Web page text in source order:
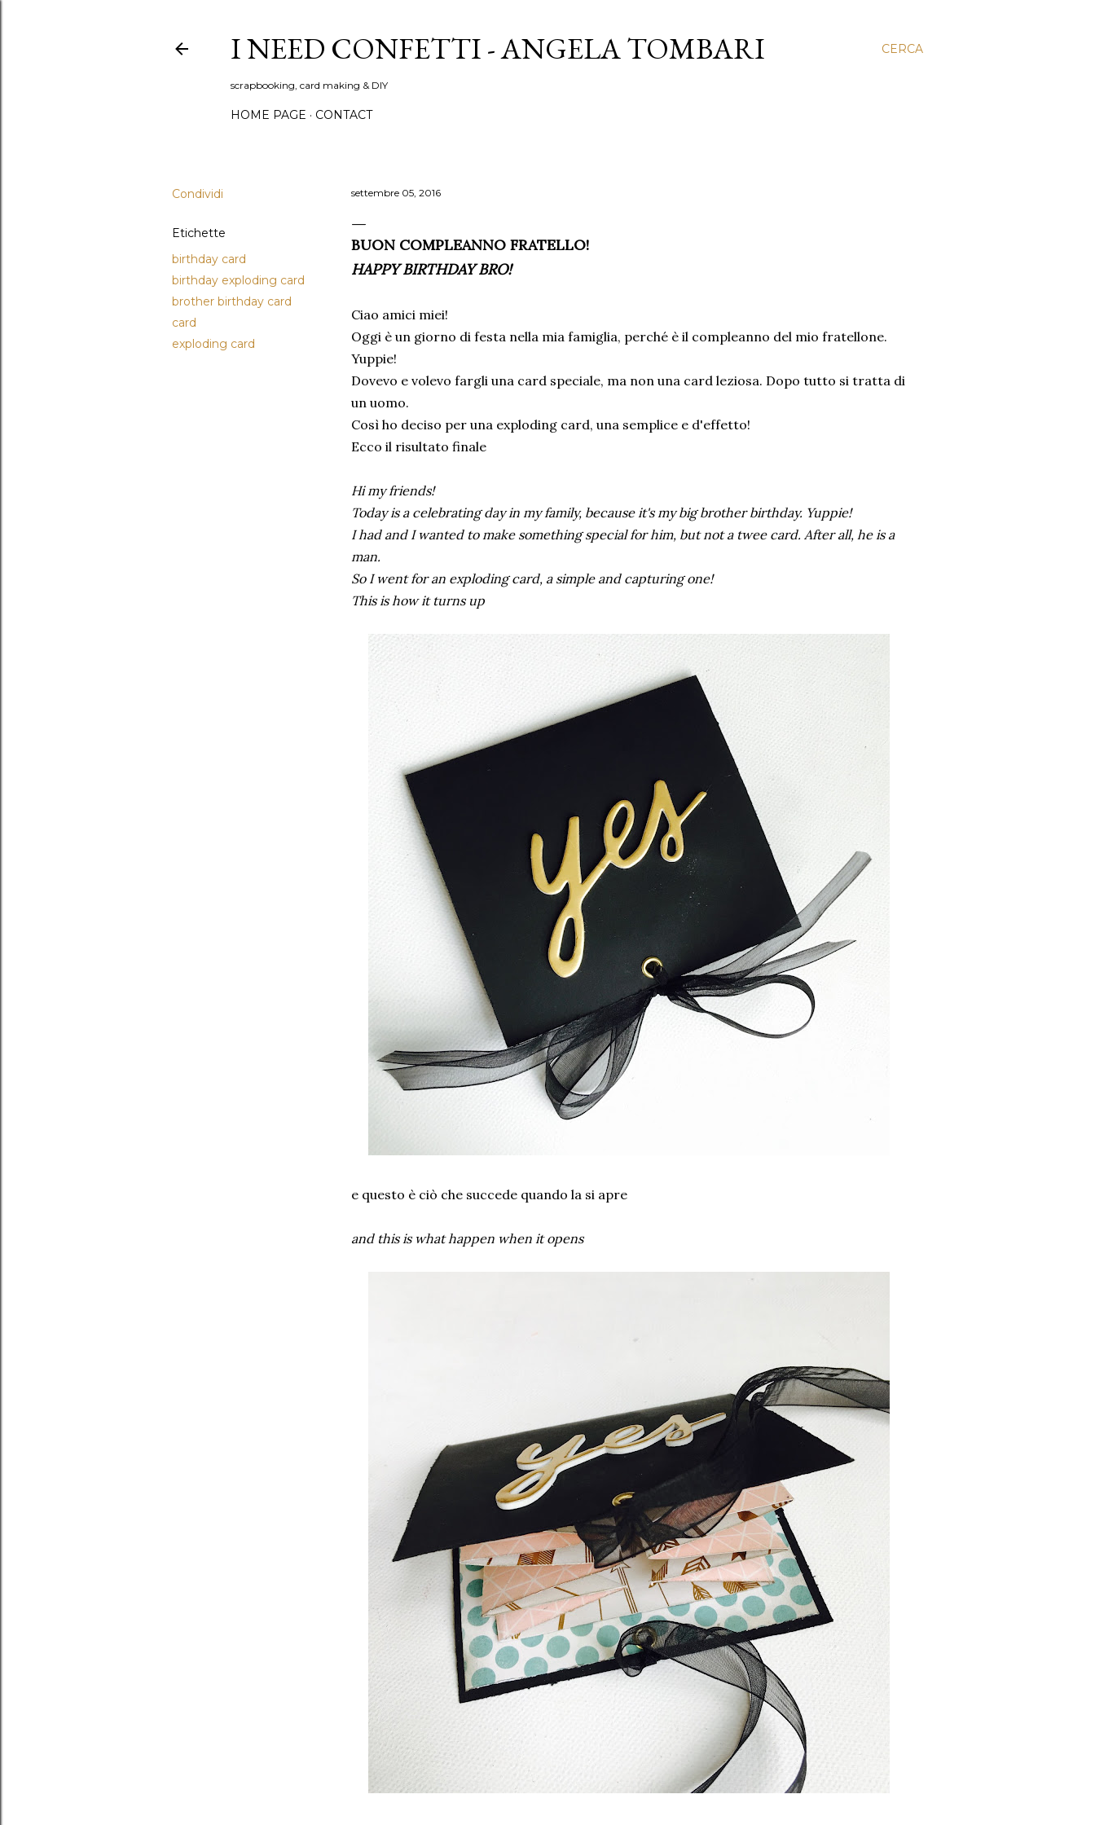
CERCA
I NEED CONFETTI - ANGELA TOMBARI
scrapbooking, card making & DIY
HOME PAGE CONTACT
Condividi
Etichette
birthday card
birthday exploding card
brother birthday card
card
exploding card
settembre 05, 2016
BUON COMPLEANNO FRATELLO!
HAPPY BIRTHDAY BRO!
Ciao amici miei!
Oggi è un giorno di festa nella mia famiglia, perché è il compleanno del mio fratellone.
Yuppie!
Dovevo e volevo fargli una card speciale, ma non una card leziosa. Dopo tutto si tratta di
un uomo.
Così ho deciso per una exploding card, una semplice e d'effetto!
Ecco il risultato finale
Hi my friends!
Today is a celebrating day in my family, because it's my big brother birthday. Yuppie!
I had and I wanted to make something special for him, but not a twee card. After all, he is a
man.
So I went for an exploding card, a simple and capturing one!
This is how it turns up
e questo è ciò che succede quando la si apre
and this is what happen when it opens